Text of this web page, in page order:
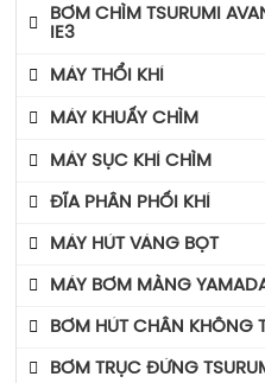
Phụ Kiện Bình Tích Áp
BÌNH GIÃN NỞ AQUAFILL
MÁY BƠM TSURUMI
MÁY BƠM TSURUMI AVANT
BƠM CHÌM TSURUMI
IE3
Máy Bơm Tsurumi Avant
Máy Bơm Tsurumi Avant
Máy Bơm Tsurumi Avant
Máy Bơm Tsurumi Avant
Phụ Kiện Bơm Tsurumi
MÁY THỔI KHÍ
Máy Thổi Khí Con Sò
Máy Thổi Khí Tsurumi
Máy Thổi Khí Công Suất
Máy Thổi Khí Turbo
MÁY KHUẤY CHÌM
MÁY KHUẤY CHÌM TSURUMI
AVANT IE3
Máy Khuấy Chìm Tsurumi
MÁY SỤC KHÍ CHÌM
Máy Sục Khí Chìm Tsurumi
Máy Sục Khí Chìm Tsurumi
ĐĨA PHÂN PHỐI KHÍ
MÁY HÚT VÁNG BỌT
MÁY BƠM MÀNG
BƠM HÚT CHÂN KHÔNG
BƠM TRỤC ĐỨNG